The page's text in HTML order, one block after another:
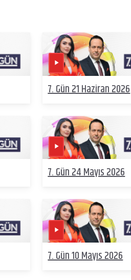
7. Gün 21 Haziran 2026
7. Gün 24 Mayıs 2026
7. Gün 10 Mayıs 2026